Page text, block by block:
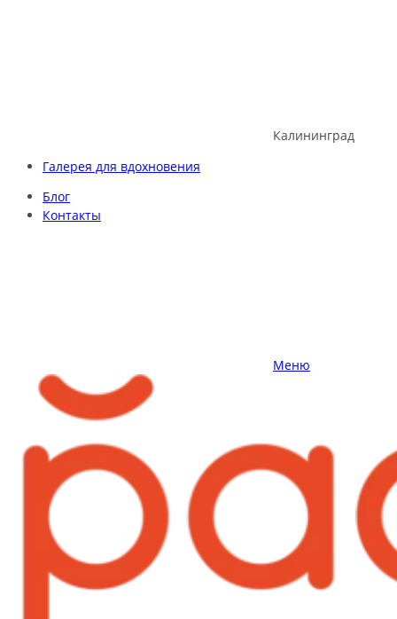
Калининград
Галерея для вдохновения
Блог
Контакты
Меню